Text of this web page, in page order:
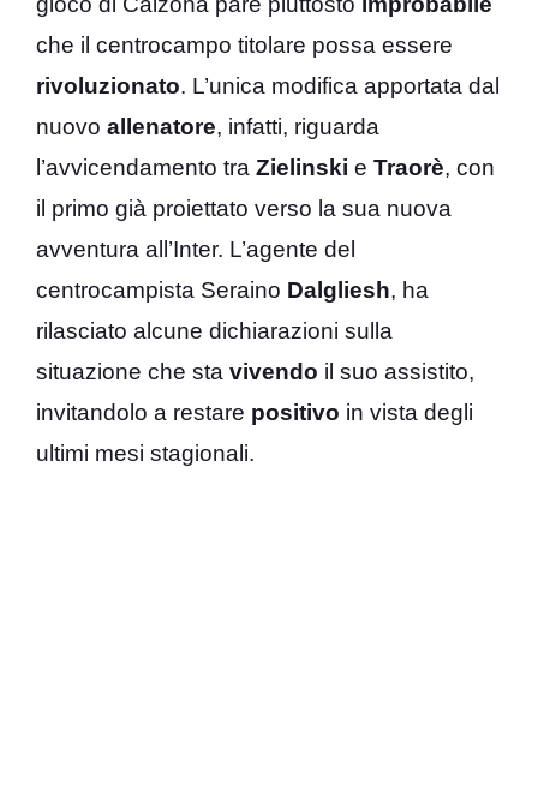
che il centrocampo titolare possa essere
rivoluzionato. L’unica modifica apportata dal
nuovo allenatore, infatti, riguarda
l’avvicendamento tra Zielinski e Traorè, con
il primo già proiettato verso la sua nuova
avventura all’Inter. L’agente del
centrocampista Seraino Dalgliesh, ha
rilasciato alcune dichiarazioni sulla
situazione che sta vivendo il suo assistito,
invitandolo a restare positivo in vista degli
ultimi mesi stagionali.